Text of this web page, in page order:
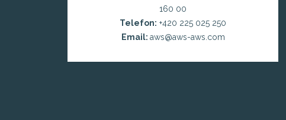
160 00
Telefon: +420 225 025 250
Email: aws@aws-aws.com